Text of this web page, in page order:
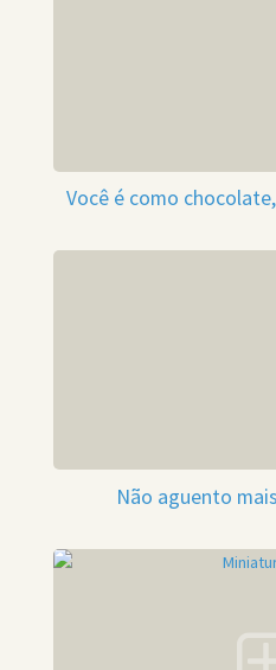
Você é como
Não aguento